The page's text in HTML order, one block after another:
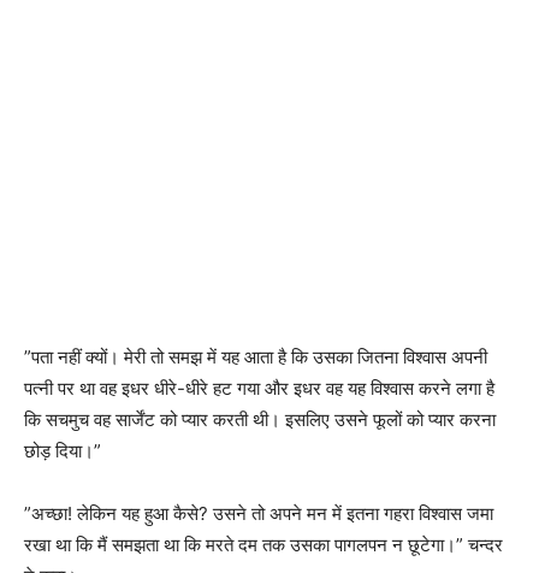
”पता नहीं क्यों। मेरी तो समझ में यह आता है कि उसका जितना विश्वास अपनी
पत्नी पर था वह इधर धीरे-धीरे हट गया और इधर वह यह विश्वास करने लगा है
कि सचमुच वह सार्जेंट को प्यार करती थी। इसलिए उसने फूलों को प्यार करना
छोड़ दिया।”
”अच्छा! लेकिन यह हुआ कैसे? उसने तो अपने मन में इतना गहरा विश्वास जमा
रखा था कि मैं समझता था कि मरते दम तक उसका पागलपन न छूटेगा।” चन्दर